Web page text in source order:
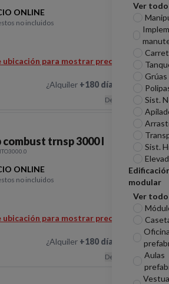
Ver todo
Grúas
Sist.
Sist.
modular
Ver todo
Aulas
ONLINE
no incluidos
Dep combust trnsp
ubicación para mostrar precios
¿Alquiler +180 días Hablemos
Descripción
combust trnsp 3000 l
ONLINE
no incluidos
Dep combust trnsp
ubicación para mostrar precios
¿Alquiler +180 días Hablemos
Descripción